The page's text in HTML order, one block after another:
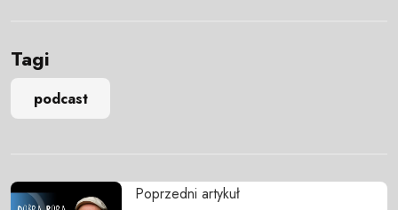
Tagi
podcast
Poprzedni artykuł